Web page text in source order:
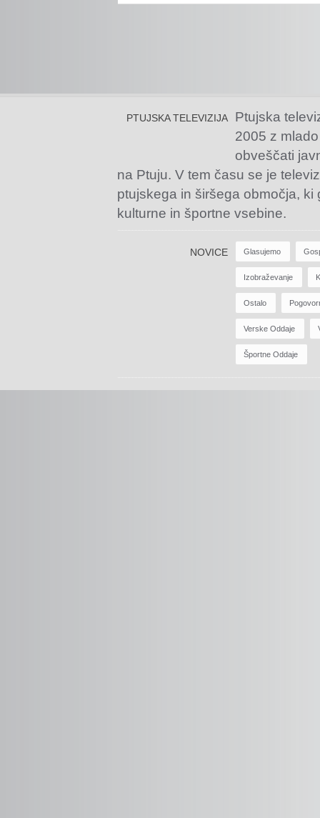
PTUJSKA TELEVIZIJA
Ptujska
2005 z
obveščati
na Ptuju. V tem času se je
ptujskega in širšega območja,
kulturne in športne vsebine.
NOVICE Glasujemo
Izobraževanje
Ostalo
Verske Oddaje
Športne Oddaje